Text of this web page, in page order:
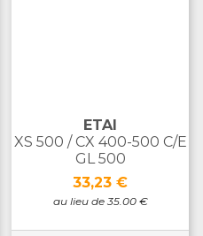
ETAI
XS 500 / CX 400-500 C/E
GL 500
Prix
33,23 €
au lieu de 35.00 €